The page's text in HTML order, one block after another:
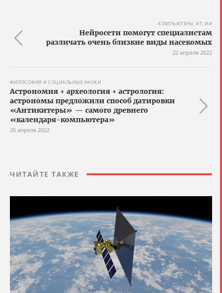
КОМПЬЮТЕРЫ, ИТ, ИИ
Нейросети помогут специалистам
различать очень близкие виды насекомых
22 апреля 2022
ФИЛОСОФИЯ И СОЦИАЛЬНЫЕ НАУКИ
Астрономия + археология + астрология:
астрономы предложили способ датировки
«Антикитеры» — самого древнего
«календаря-компьютера»
26 апреля 2022
ЧИТАЙТЕ ТАКЖЕ